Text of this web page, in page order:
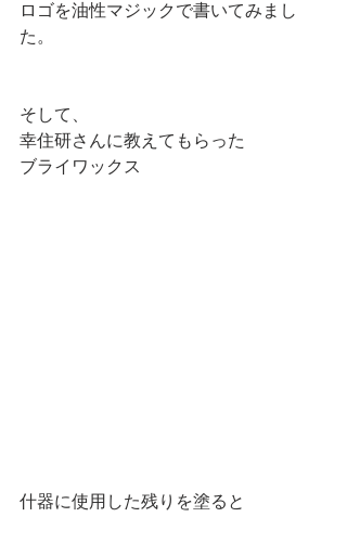
ロゴを油性マジックで書いてみまし
た。
そして、
幸住研さんに教えてもらった
ブライワックス
什器に使用した残りを塗ると